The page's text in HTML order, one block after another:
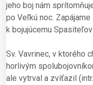
jeho boj nám
po Veľkú noc.
k bojujúcemu
Sv. Vavrinec, v ktorého
horlivým
ale vytrval a zvíťazil